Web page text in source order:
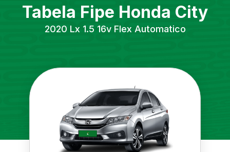
Tabela Fipe Honda City
2020 Lx 1.5 16v Flex Automatico